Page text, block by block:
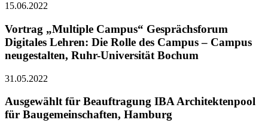
15.06.2022
Vortrag „Multiple Campus“ Gesprächsforum
Digitales Lehren: Die Rolle des Campus – Campus
neugestalten, Ruhr-Universität Bochum
31.05.2022
Ausgewählt für Beauftragung IBA Architektenpool
für Baugemeinschaften, Hamburg